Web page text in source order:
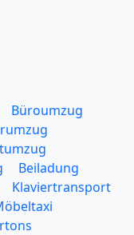
Büroumzug
Beiladung
Klaviertransport